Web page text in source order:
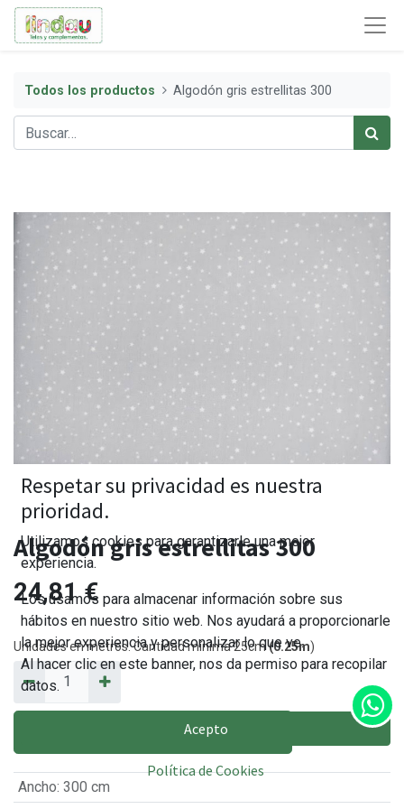
Todos los productos Algodón gris estrellitas 300
Algodón gris estrellitas 300
24,81€
Unidades en metros. Cantidad mínima 25cm(0.25m)
AÑADIR AL CARRITO
Ancho: 300 cm
Respetar su privacidad es nuestra
prioridad.
Utilizamos cookies para garantizarle una mejor
experiencia.
Los usamos para almacenar información sobre sus
hábitos en nuestro sitio web. Nos ayudará a proporcionarle
la mejor experiencia y personalizar lo que ve.
Al hacer clic en este banner, nos da permiso para recopilar
datos.
Acepto
Política de Cookies